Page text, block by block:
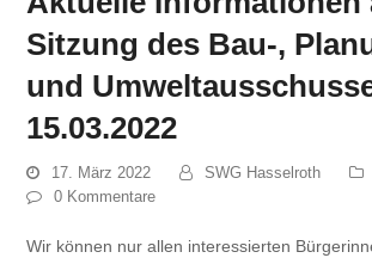
Sitzung des Bau-,
und
15.03.2022
17. März 2022 SWG Hasselroth
0 Kommentare
Wir können nur allen interessierten